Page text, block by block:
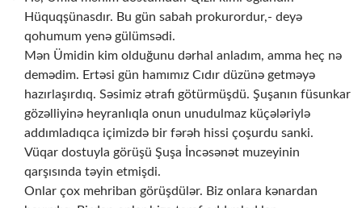
Hüquqşünasdır. Bu gün sabah prokurordur,- deyə
qohumum yenə gülümsədi.
Mən Ümidin kim olduğunu dərhal anladım, amma heç nə
demədim. Ertəsi gün hamımız Cıdır düzünə getməyə
hazırlaşırdıq. Səsimiz ətrafı götürmüşdü. Şuşanın füsunkar
gözəlliyinə heyranlıqla onun unudulmaz küçələriylə
addımladıqca içimizdə bir fərəh hissi çoşurdu sanki.
Vüqar dostuyla görüşü Şuşa İncəsənət muzeyinin
qarşısında təyin etmişdi.
Onlar çox mehriban görüşdülər. Biz onlara kənardan